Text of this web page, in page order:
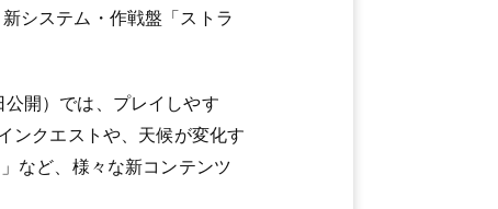
システム・作戦盤「ストラ
開）では、プレイしやす
ンクエストや、天候が変化す
など、様々な新コンテンツ